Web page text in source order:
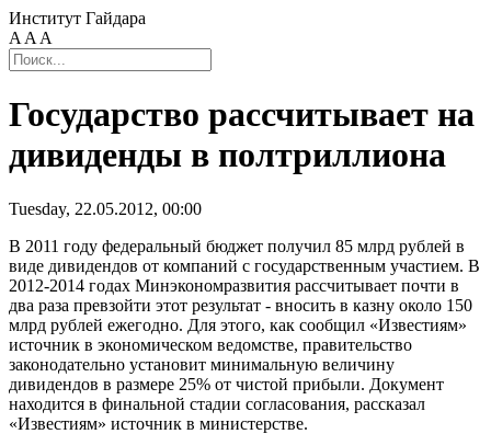
Институт Гайдара
A A A
Государство рассчитывает на
дивиденды в полтриллиона
Tuesday, 22.05.2012, 00:00
В 2011 году федеральный бюджет получил 85 млрд рублей в
виде дивидендов от компаний с государственным участием. В
2012-2014 годах Минэкономразвития рассчитывает почти в
два раза превзойти этот результат - вносить в казну около 150
млрд рублей ежегодно. Для этого, как сообщил «Известиям»
источник в экономическом ведомстве, правительство
законодательно установит минимальную величину
дивидендов в размере 25% от чистой прибыли. Документ
находится в финальной стадии согласования, рассказал
«Известиям» источник в министерстве.